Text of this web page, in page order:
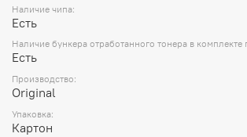
Наличие чипа:
Есть
Наличие бункера отработанного тонера в комплекте
Есть
Производство:
Original
Упаковка:
Картон